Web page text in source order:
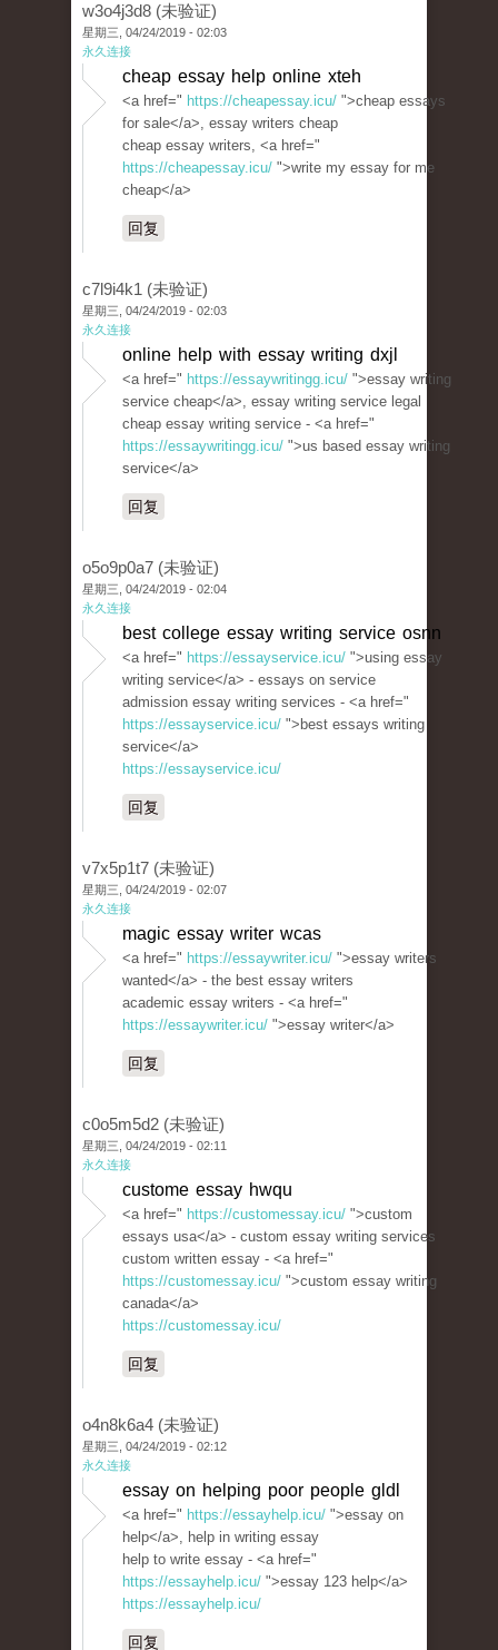
w3o4j3d8 (未验证)
星期三, 04/24/2019 - 02:03
永久连接
cheap essay help online xteh
<a href=" https://cheapessay.icu/ ">cheap essays
for sale</a>, essay writers cheap
cheap essay writers, <a href="
https://cheapessay.icu/ ">write my essay for me
cheap</a>
回复
c7l9i4k1 (未验证)
星期三, 04/24/2019 - 02:03
永久连接
online help with essay writing dxjl
<a href=" https://essaywritingg.icu/ ">essay writing
service cheap</a>, essay writing service legal
cheap essay writing service - <a href="
https://essaywritingg.icu/ ">us based essay writing
service</a>
回复
o5o9p0a7 (未验证)
星期三, 04/24/2019 - 02:04
永久连接
best college essay writing service osnn
<a href=" https://essayservice.icu/ ">using essay
writing service</a> - essays on service
admission essay writing services - <a href="
https://essayservice.icu/ ">best essays writing
service</a>
https://essayservice.icu/
回复
v7x5p1t7 (未验证)
星期三, 04/24/2019 - 02:07
永久连接
magic essay writer wcas
<a href=" https://essaywriter.icu/ ">essay writers
wanted</a> - the best essay writers
academic essay writers - <a href="
https://essaywriter.icu/ ">essay writer</a>
回复
c0o5m5d2 (未验证)
星期三, 04/24/2019 - 02:11
永久连接
custome essay hwqu
<a href=" https://customessay.icu/ ">custom
essays usa</a> - custom essay writing services
custom written essay - <a href="
https://customessay.icu/ ">custom essay writing
canada</a>
https://customessay.icu/
回复
o4n8k6a4 (未验证)
星期三, 04/24/2019 - 02:12
永久连接
essay on helping poor people gldl
<a href=" https://essayhelp.icu/ ">essay on
help</a>, help in writing essay
help to write essay - <a href="
https://essayhelp.icu/ ">essay 123 help</a>
https://essayhelp.icu/
回复